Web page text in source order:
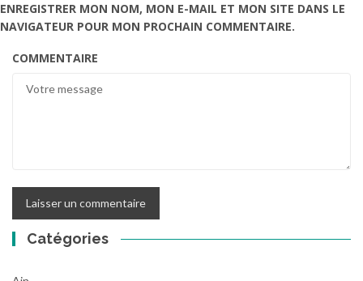
ENREGISTRER MON NOM, MON E-MAIL ET MON SITE DANS LE
NAVIGATEUR POUR MON PROCHAIN COMMENTAIRE.
COMMENTAIRE
Catégories